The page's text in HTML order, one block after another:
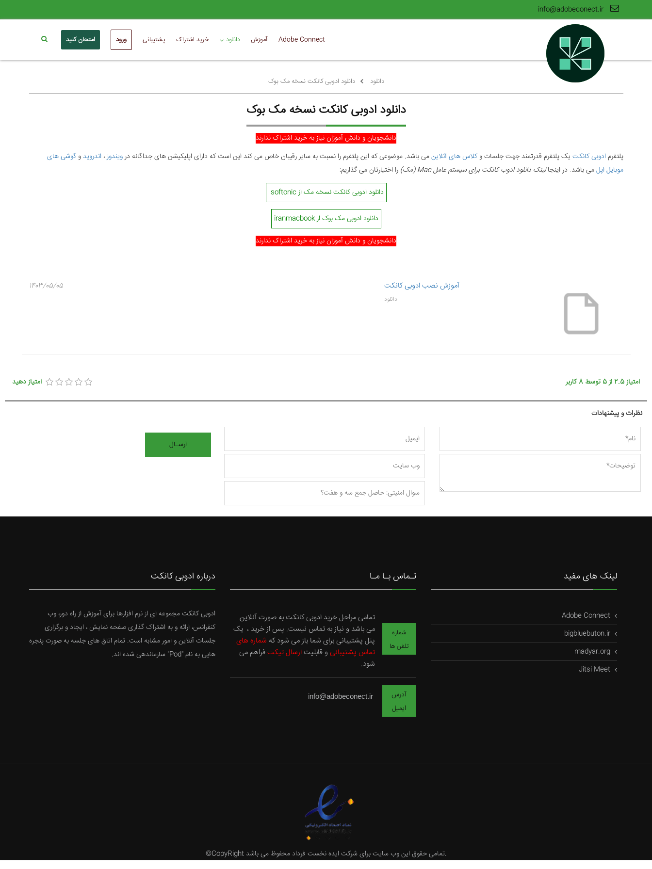
info@adobeconect.ir
Adobe Connect آموزش دانلود خرید اشتراک پشتیبانی ورود امتحان کنید
دانلود دانلود ادوبی کانکت نسخه مک بوک
دانلود ادوبی کانکت نسخه مک بوک
دانشجویان و دانش آموزان نیاز به خرید اشتراک ندارند
پلتفرمادوبی کانکت یک پلتفرم قدرتمند جهت جلسات وکلاس های آنلاین می باشد. موضوعی که این پلتفرم را نسبت به سایر رقیبان خاص می کند این است که دارای اپلیکیشن های جداگانه در ویندوز ،اندروید و گوشی های
موبایل اپل می باشد. در اینجا لینک دانلود ادوب کانکت برای سیستم عامل Mac (مک) را اختیارتان می گذاریم:
دانلود ادوبی کانکت نسخه مک از softonic
دانلود ادوبی مک بوک از iranmacbook
دانشجویان و دانش آموزان نیاز به خرید اشتراک ندارند
آموزش نصب ادوبی کانکت
دانلود
1403/05/05
امتیاز دهید امتیاز2.5 از5 توسط8کاربر
نظرات و پیشنهادات
درباره ادوبی کانکت
ادوبی کانکت مجموعه ای از نرم افزارها برای آموزش از راه دور، وب
کنفرانس، ارائه و به اشتراک گذاری صفحه نمایش ، ایجاد و برگزاری
جلسات آنلاین و امور مشابه است. تمام اتاق های جلسه به صورت پنجره
هایی به نام "Pod" سازماندهی شده اند.
تـماس بـا مـا
شماره
تلفن ها
تمامی مراحل خرید ادوبی کانکت به صورت آنلاین
می باشد و نیاز به تماس نیست. پس از خرید ، یک
پنل پشتیبانی برای شما باز می شود که شماره های
تماس پشتیبانی و قابلیتارسال تیکتفراهم می
شود.
آدرس
ایمیل
info@adobeconect.ir
لینک های مفید
Adobe Connect
bigbluebuton.ir
madyar.org
Jitsi Meet
©CopyRight تمامی حقوق این وب سایت برای شرکت ایده نخست فرداد محفوظ می باشد.